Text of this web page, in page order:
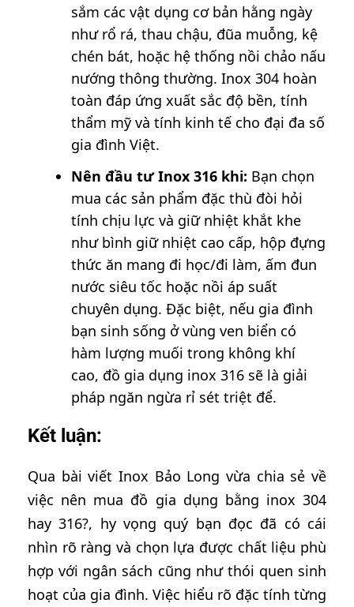
sắm các vật dụng cơ bản hằng ngày
như rổ rá, thau chậu, đũa muỗng, kệ
chén bát, hoặc hệ thống nồi chảo nấu
nướng thông thường. Inox 304 hoàn
toàn đáp ứng xuất sắc độ bền, tính
thẩm mỹ và tính kinh tế cho đại đa số
gia đình Việt.
Nên đầu tư Inox 316 khi: Bạn chọn
mua các sản phẩm đặc thù đòi hỏi
tính chịu lực và giữ nhiệt khắt khe
như bình giữ nhiệt cao cấp, hộp đựng
thức ăn mang đi học/đi làm, ấm đun
nước siêu tốc hoặc nồi áp suất
chuyên dụng. Đặc biệt, nếu gia đình
bạn sinh sống ở vùng ven biển có
hàm lượng muối trong không khí
cao, đồ gia dụng inox 316 sẽ là giải
pháp ngăn ngừa rỉ sét triệt để.
Kết luận:
Qua bài viết Inox Bảo Long vừa chia sẻ về
việc nên mua đồ gia dụng bằng inox 304
hay 316?, hy vọng quý bạn đọc đã có cái
nhìn rõ ràng và chọn lựa được chất liệu phù
hợp với ngân sách cũng như thói quen sinh
hoạt của gia đình. Việc hiểu rõ đặc tính từng